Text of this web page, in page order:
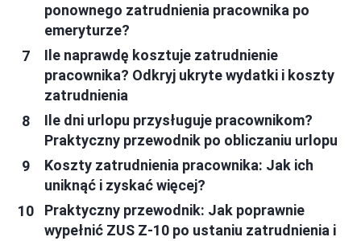
ponownego zatrudnienia pracownika po
emeryturze?
Ile naprawdę kosztuje zatrudnienie
pracownika? Odkryj ukryte wydatki i koszty
zatrudnienia
Ile dni urlopu przysługuje pracownikom?
Praktyczny przewodnik po obliczaniu urlopu
Koszty zatrudnienia pracownika: Jak ich
uniknąć i zyskać więcej?
Praktyczny przewodnik: Jak poprawnie
wypełnić ZUS Z-10 po ustaniu zatrudnienia i